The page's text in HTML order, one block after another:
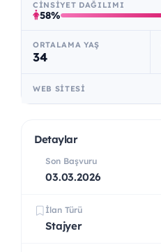
CINSIYET DAĞILIMI
58%
ORTALAMA YAŞ
34
WEB SITESI
Detaylar
Son Başvuru
03.03.2026
İlan Türü
Stajyer